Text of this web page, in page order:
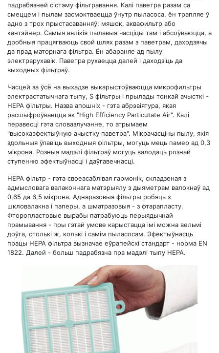
падрабязней сістэму фільтравання. Калі паветра разам са
смеццем і пылам засмоктваецца ўнутр пыласоса, ён трапляе ў
адно з трох прыстасаванняў: мяшок, аквафильтр або
кантэйнер. Самыя вялікія пылавыя часціцы там і абсоўваюцца, а
дробныя працягваюць свой шлях разам з паветрам, даходзячы
да прад маторнага фільтра. Ён абараняе ад пылу
электрарухавік. Паветра рухаецца далей і даходзіць да
выходных фільтраў.
Часцей за ўсё на выхадзе выкарыстоўваюцца микрофильтры
электрастатычнага тыпу, S фільтры і прылады тонкай ачысткі -
НЕРА фільтры. Назва апошніх - гэта абрэвіятура, якая
расшыфроўваецца як "High Efficiency Particutate Air". Калі
перавесці гэта словазлучэнне, то атрымаем
"высокаэфектыўную ачыстку паветра". Мікрачасціны пылу, якія
здольныя ўлавіць выходныя фільтры, могуць мець памер ад 0,3
мікрона. Розныя мадэлі фільтраў могуць валодаць рознай
ступенню эфектыўнасці і даўгавечнасці.
НЕРА фільтр - гэта своеасаблівая гармонік, складзеная з
адмысловага валаконнага матэрыялу з дыяметрам валокнаў ад
0,65 да 6,5 мікрона. Аднаразовыя фільтры робяць з
шкловалакна і паперы, а шматразовыя - з фтарапласту.
Фторопластовые вырабы патрабуюць перыядычнай
прамывання - пры гэтай умове карыстацца імі можна вельмі
доўга, столькі ж, колькі і самім пыласосам. Эфектыўнасць
працы НЕРА фільтра вызначае еўрапейскі стандарт - норма ЕN
1822. Далей - больш падрабязна пра мадэлі тыпу НЕРА.